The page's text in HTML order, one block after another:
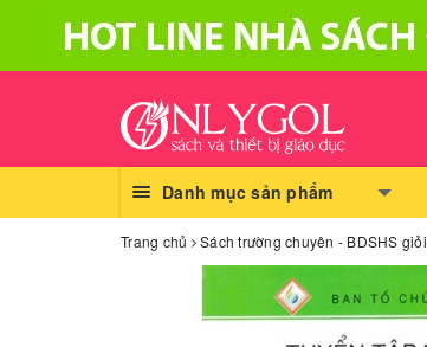
Danh mục sản phẩm
Trang chủ Sách trường chuyên - BDSHS giỏi